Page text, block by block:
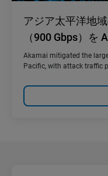
アジア太平洋地
（900 Gbps）を
Akamai mitigated the
Pacific, with attack traffic